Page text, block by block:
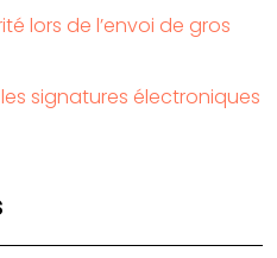
lors de l’envoi de gros
signatures électroniques